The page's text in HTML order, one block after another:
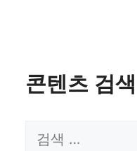
콘텐츠 검색
검